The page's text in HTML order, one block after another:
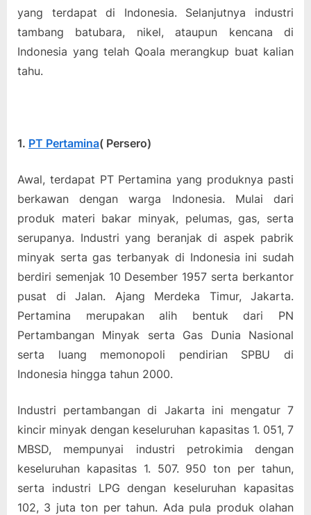
yang terdapat di Indonesia. Selanjutnya industri
tambang batubara, nikel, ataupun kencana di
Indonesia yang telah Qoala merangkup buat kalian
tahu.
1. PT Pertamina( Persero)
Awal, terdapat PT Pertamina yang produknya pasti
berkawan dengan warga Indonesia. Mulai dari
produk materi bakar minyak, pelumas, gas, serta
serupanya. Industri yang beranjak di aspek pabrik
minyak serta gas terbanyak di Indonesia ini sudah
berdiri semenjak 10 Desember 1957 serta berkantor
pusat di Jalan. Ajang Merdeka Timur, Jakarta.
Pertamina merupakan alih bentuk dari PN
Pertambangan Minyak serta Gas Dunia Nasional
serta luang memonopoli pendirian SPBU di
Indonesia hingga tahun 2000.
Industri pertambangan di Jakarta ini mengatur 7
kincir minyak dengan keseluruhan kapasitas 1. 051, 7
MBSD, mempunyai industri petrokimia dengan
keseluruhan kapasitas 1. 507. 950 ton per tahun,
serta industri LPG dengan keseluruhan kapasitas
102, 3 juta ton per tahun. Ada pula produk olahan